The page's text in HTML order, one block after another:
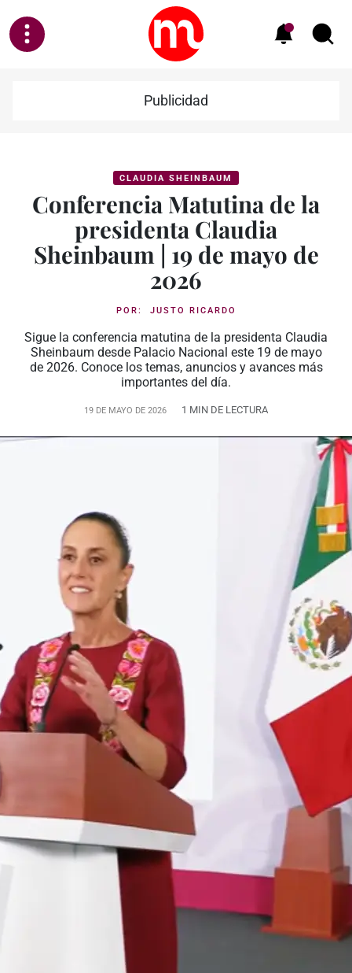
Publicidad
CLAUDIA SHEINBAUM
Conferencia Matutina de la
presidenta Claudia
Sheinbaum | 19 de mayo de
2026
POR: JUSTO RICARDO
Sigue la conferencia matutina de la presidenta Claudia
Sheinbaum desde Palacio Nacional este 19 de mayo
de 2026. Conoce los temas, anuncios y avances más
importantes del día.
19 DE MAYO DE 2026 1 MIN DE LECTURA